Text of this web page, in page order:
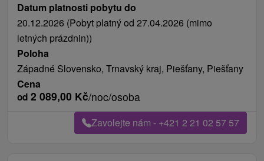
Datum platnosti pobytu do
20.12.2026 (Pobyt platný od 27.04.2026 (mimo
letných prázdnin))
Poloha
Západné Slovensko, Trnavský kraj, Piešťany, Piešťany
Cena
od 2 089,00 Kč/noc/osoba
Zavolejte nám - +421 2 21 02 57 57